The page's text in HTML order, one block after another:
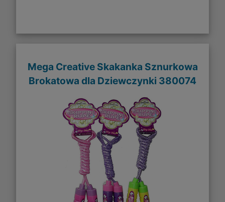
Mega Creative Skakanka Sznurkowa
Brokatowa dla Dziewczynki 380074